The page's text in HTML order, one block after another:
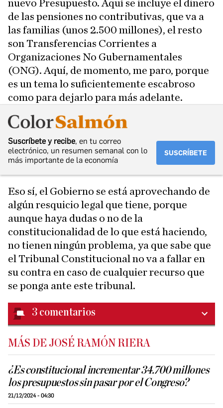
nuevo Presupuesto. Aquí se incluye el dinero
de las pensiones no contributivas, que va a
las familias (unos 2.500 millones), el resto
son Transferencias Corrientes a
Organizaciones No Gubernamentales
(ONG). Aquí, de momento, me paro, porque
es un tema lo suficientemente escabroso
como para dejarlo para más adelante.
Suscríbete y recibe, en tu correo
electrónico, un resumen semanal con lo
más importante de la economía
SUSCRÍBETE
Eso sí, el Gobierno se está aprovechando de
algún resquicio legal que tiene, porque
aunque haya dudas o no de la
constitucionalidad de lo que está haciendo,
no tienen ningún problema, ya que sabe que
el Tribunal Constitucional no va a fallar en
su contra en caso de cualquier recurso que
se ponga ante este tribunal.
3 comentarios
MÁS DE JOSÉ RAMÓN RIERA
¿Es constitucional incrementar 34.700 millones
los presupuestos sin pasar por el Congreso?
21/12/2024 - 04:30